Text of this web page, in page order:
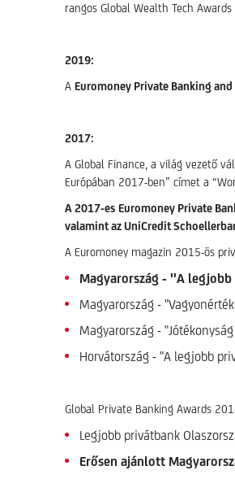
rangos Global Wealth Tech
2019:
A Euromoney Private Banking
2017:
A Global Finance, a világ vezető
Európában 2017-ben” címet a
A 2017-es Euromoney Private
valamint az UniCredit
A Euromoney magazin 2015-ös
Magyarország - "A
Magyarország -
Magyarország -
Horvátország - "A legjobb
Global Private Banking Awards
Legjobb privátbank
Erősen ajánlott